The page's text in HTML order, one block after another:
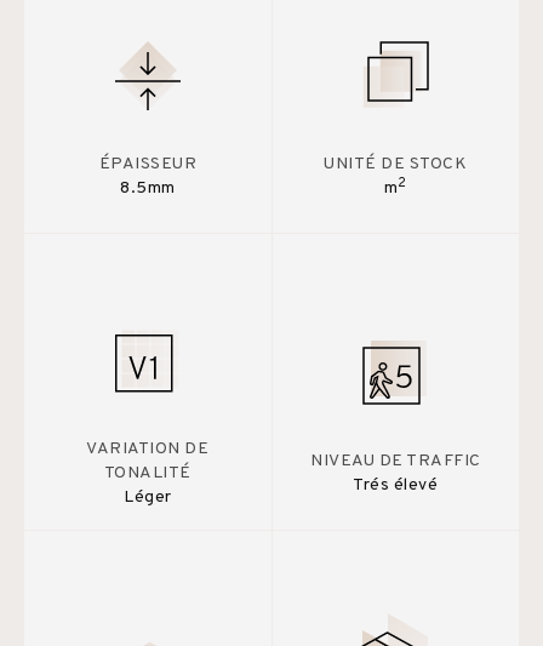
ÉPAISSEUR
8.5mm
UNITÉ DE STOCK
m2
VARIATION DE
TONALITÉ
Léger
NIVEAU DE TRAFFIC
Trés élevé